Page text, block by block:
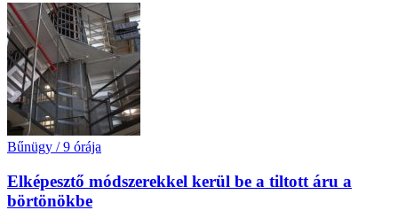
Bűnügy / 9 órája
Elképesztő módszerekkel kerül be a tiltott áru a
börtönökbe